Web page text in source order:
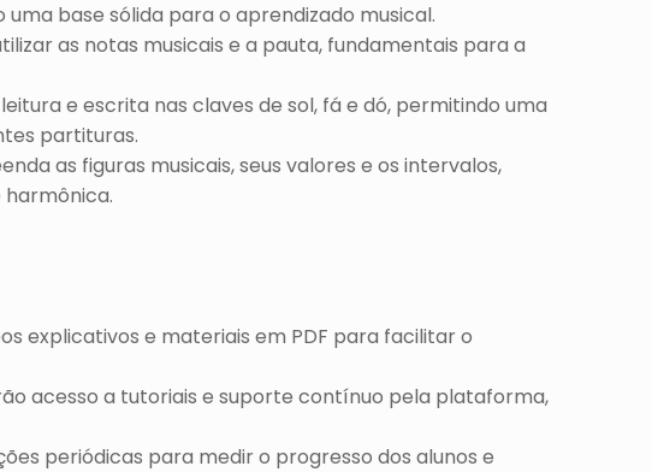
base sólida para o aprendizado musical.
as notas musicais e a pauta, fundamentais para a
e escrita nas claves de sol, fá e dó, permitindo uma
partituras.
as figuras musicais, seus valores e os intervalos,
explicativos e materiais em PDF para facilitar o
acesso a tutoriais e suporte contínuo pela plataforma,
periódicas para medir o progresso dos alunos e